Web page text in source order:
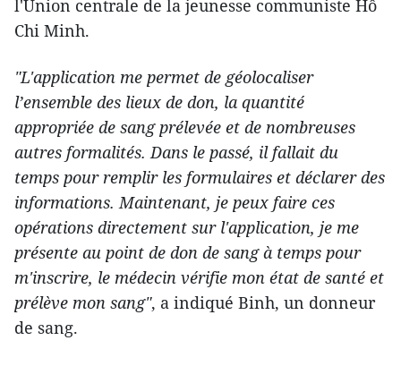
l'Union centrale de la jeunesse communiste Hô
Chi Minh.
"L'application me permet de géolocaliser
l’ensemble des lieux de don, la quantité
appropriée de sang prélevée et de nombreuses
autres formalités. Dans le passé, il fallait du
temps pour remplir les formulaires et déclarer des
informations. Maintenant, je peux faire ces
opérations directement sur l'application, je me
présente au point de don de sang à temps pour
m'inscrire, le médecin vérifie mon état de santé et
prélève mon sang", a indiqué Binh, un donneur
de sang.